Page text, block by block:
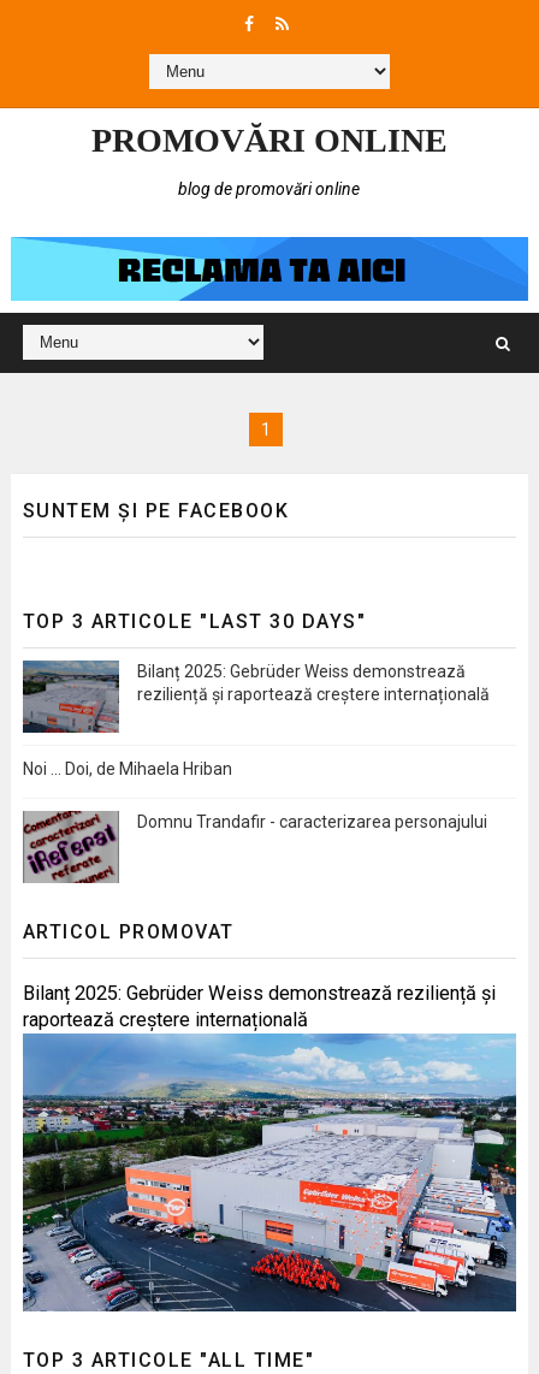
PROMOVĂRI ONLINE
blog de promovări online
1
SUNTEM ȘI PE FACEBOOK
TOP 3 ARTICOLE "LAST 30 DAYS"
Bilanț 2025: Gebrüder Weiss demonstrează
reziliență și raportează creștere internațională
Noi … Doi, de Mihaela Hriban
Domnu Trandafir - caracterizarea personajului
ARTICOL PROMOVAT
Bilanț 2025: Gebrüder Weiss demonstrează reziliență și
raportează creștere internațională
TOP 3 ARTICOLE "ALL TIME"